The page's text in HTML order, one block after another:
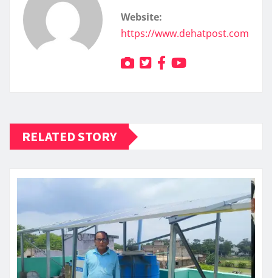
Website:
https://www.dehatpost.com
RELATED STORY